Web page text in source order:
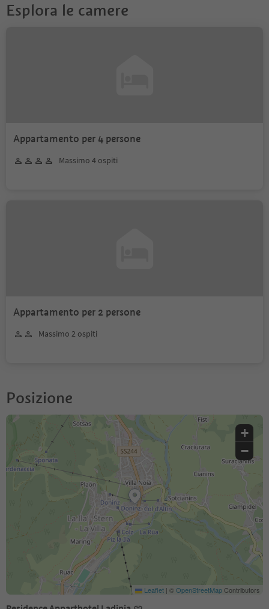
Esplora le camere
Appartamento per 4 persone
Massimo 4 ospiti
Appartamento per 2 persone
Massimo 2 ospiti
Posizione
+
−
Leaflet | ©OpenStreetMapContributors